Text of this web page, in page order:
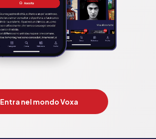
Entra nel mondo Voxa